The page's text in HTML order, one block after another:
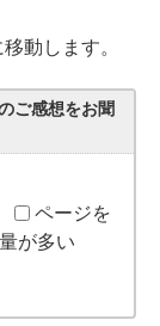
動します。
ご感想をお聞
ページを
が多い